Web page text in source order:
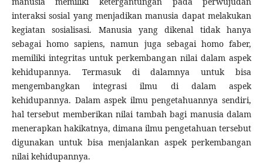
interaksi sosial yang menjadikan manusia dapat melakukan
kegiatan sosialisasi. Manusia yang dikenal tidak hanya
sebagai homo sapiens, namun juga sebagai homo faber,
memiliki integritas untuk perkembangan nilai dalam aspek
kehidupannya. Termasuk di dalamnya untuk bisa
mengembangkan integrasi ilmu di dalam aspek
kehidupannya. Dalam aspek ilmu pengetahuannya sendiri,
hal tersebut memberikan nilai tambah bagi manusia dalam
menerapkan hakikatnya, dimana ilmu pengetahuan tersebut
digunakan untuk bisa menjalankan aspek perkembangan
nilai kehidupannya.